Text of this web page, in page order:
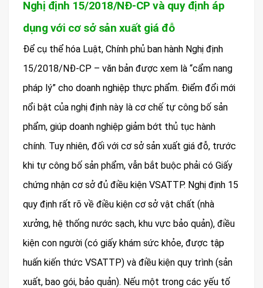
Nghị định 15/2018/NĐ-CP và quy định áp
dụng với cơ sở sản xuất giá đỗ
Để cụ thể hóa Luật, Chính phủ ban hành Nghị định
15/2018/NĐ-CP – văn bản được xem là “cẩm nang
pháp lý” cho doanh nghiệp thực phẩm. Điểm đổi mới
nổi bật của nghị định này là cơ chế tự công bố sản
phẩm, giúp doanh nghiệp giảm bớt thủ tục hành
chính. Tuy nhiên, đối với cơ sở sản xuất giá đỗ, trước
khi tự công bố sản phẩm, vẫn bắt buộc phải có Giấy
chứng nhận cơ sở đủ điều kiện VSATTP. Nghị định 15
quy định rất rõ về điều kiện cơ sở vật chất (nhà
xưởng, hệ thống nước sạch, khu vực bảo quản), điều
kiện con người (có giấy khám sức khỏe, được tập
huấn kiến thức VSATTP) và điều kiện quy trình (sản
xuất, bao gói, bảo quản). Nếu một trong các yếu tố